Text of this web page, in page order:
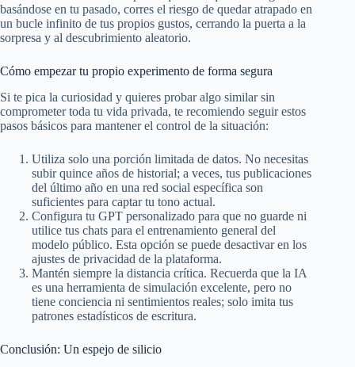
basándose en tu pasado, corres el riesgo de quedar atrapado en
un bucle infinito de tus propios gustos, cerrando la puerta a la
sorpresa y al descubrimiento aleatorio.
Cómo empezar tu propio experimento de forma segura
Si te pica la curiosidad y quieres probar algo similar sin
comprometer toda tu vida privada, te recomiendo seguir estos
pasos básicos para mantener el control de la situación:
Utiliza solo una porción limitada de datos. No necesitas
subir quince años de historial; a veces, tus publicaciones
del último año en una red social específica son
suficientes para captar tu tono actual.
Configura tu GPT personalizado para que no guarde ni
utilice tus chats para el entrenamiento general del
modelo público. Esta opción se puede desactivar en los
ajustes de privacidad de la plataforma.
Mantén siempre la distancia crítica. Recuerda que la IA
es una herramienta de simulación excelente, pero no
tiene conciencia ni sentimientos reales; solo imita tus
patrones estadísticos de escritura.
Conclusión: Un espejo de silicio